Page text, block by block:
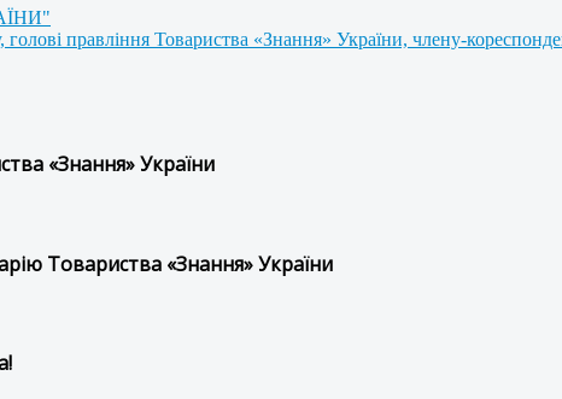
правління Товариства «Знання» України, члену-
«Знання» України
Товариства «Знання» України